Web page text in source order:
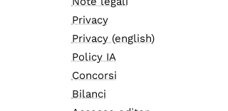
Privacy
Privacy (english)
Policy IA
Concorsi
Bilanci